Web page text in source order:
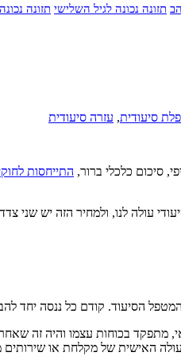
תזונה נכונה לגיל השלישי תזונה
סיעודית, עזרה סיעודית
סיכום כלכלי ברור, התייחסות
עולה לנו, ולמחיר הזה יש שני
הסיעוד. קודם כל ננסה יחד
מתפקד בכוחות עצמו והיה זה
האישית של מקלחת או